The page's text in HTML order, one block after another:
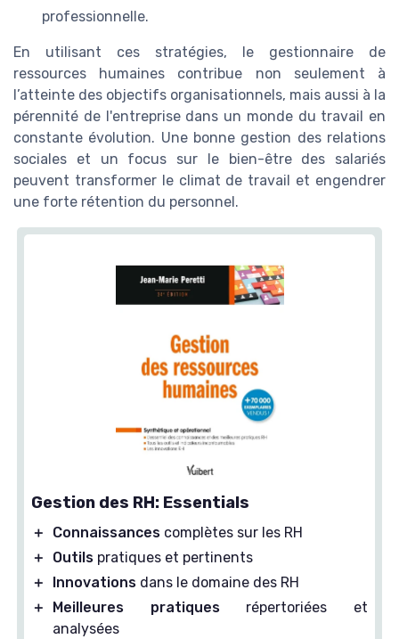
professionnelle.
En utilisant ces stratégies, le gestionnaire de
ressources humaines contribue non seulement à
l’atteinte des objectifs organisationnels, mais aussi à la
pérennité de l'entreprise dans un monde du travail en
constante évolution. Une bonne gestion des relations
sociales et un focus sur le bien-être des salariés
peuvent transformer le climat de travail et engendrer
une forte rétention du personnel.
Gestion des RH: Essentials
＋ Connaissances complètes sur les RH
＋
Outils pratiques et pertinents
＋
Innovations dans le domaine des RH
＋
Meilleures pratiquesrépertoriées et
analysées